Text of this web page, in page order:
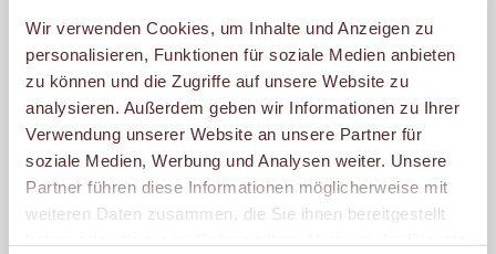
Wir verwenden Cookies, um Inhalte und Anzeigen zu
personalisieren, Funktionen für soziale Medien anbieten
zu können und die Zugriffe auf unsere Website zu
analysieren. Außerdem geben wir Informationen zu Ihrer
Verwendung unserer Website an unsere Partner für
soziale Medien, Werbung und Analysen weiter. Unsere
Partner führen diese Informationen möglicherweise mit
weiteren Daten zusammen, die Sie ihnen bereitgestellt
verwenden wir nur Fleisch- und
Wurstwaren namhafter Metzgereien.
Dazu bieten wir Dir exklusive
Brotaufstriche, Saucen und knackfrische
Gurken, Tomaten und Paprika.
Dabei ist unser Ziel, dass Du dich bei uns
wohlfühlst. Mit einer einladenden